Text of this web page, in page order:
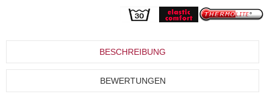
BESCHREIBUNG
BEWERTUNGEN